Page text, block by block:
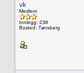
vk
Medlem
Innlegg: 238
Bosted: Tønsberg